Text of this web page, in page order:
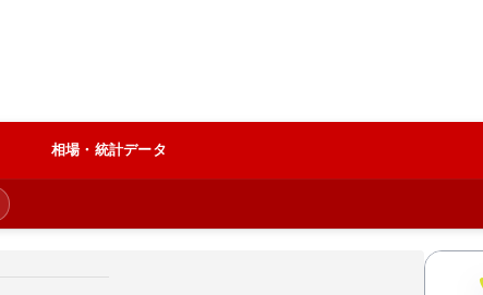
相場・統計データ